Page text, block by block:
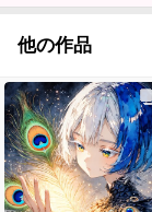
他の作品